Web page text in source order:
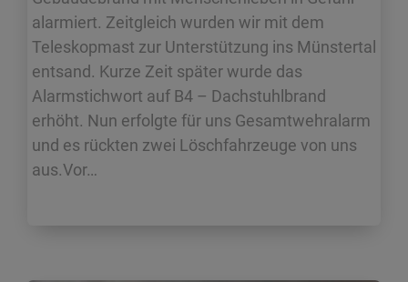
alarmiert. Zeitgleich wurden wir mit dem
Teleskopmast zur Unterstützung ins Münstertal
entsand. Kurze Zeit später wurde das
Alarmstichwort auf B4 – Dachstuhlbrand
erhöht. Nun erfolgte für uns Gesamtwehralarm
und es rückten zwei Löschfahrzeuge von uns
aus.Vor…